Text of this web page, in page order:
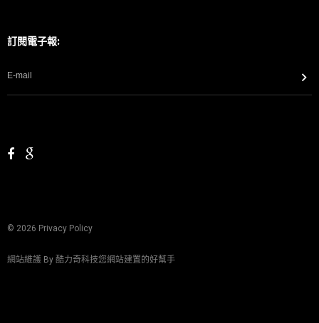
訂閱電子報:
© 2026 Privacy Policy
網站維護 By 酷力奇科技您網站建置的好幫手